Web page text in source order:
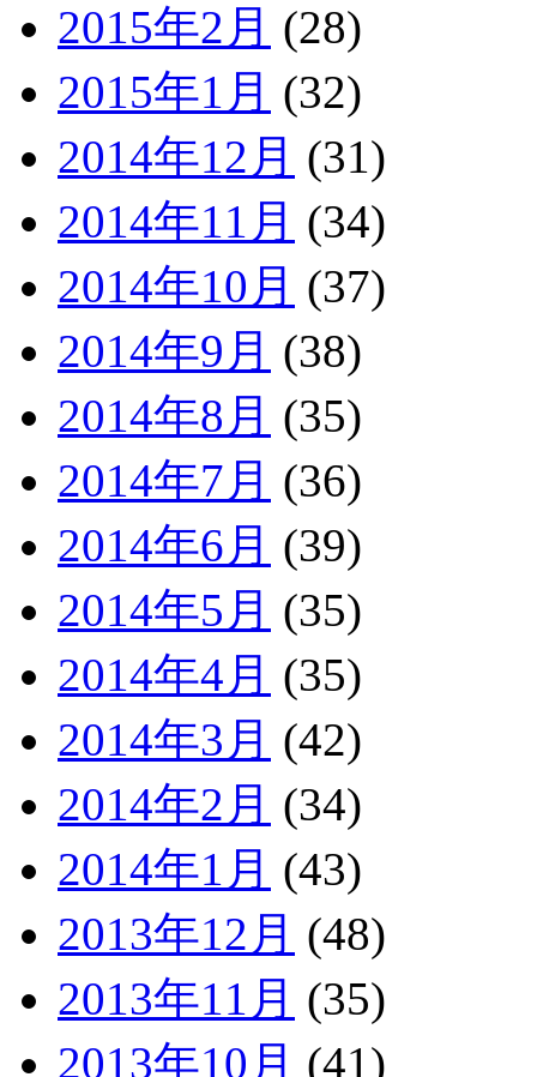
2015年2月 (28)
2015年1月 (32)
2014年12月 (31)
2014年11月 (34)
2014年10月 (37)
2014年9月 (38)
2014年8月 (35)
2014年7月 (36)
2014年6月 (39)
2014年5月 (35)
2014年4月 (35)
2014年3月 (42)
2014年2月 (34)
2014年1月 (43)
2013年12月 (48)
2013年11月 (35)
2013年10月 (41)